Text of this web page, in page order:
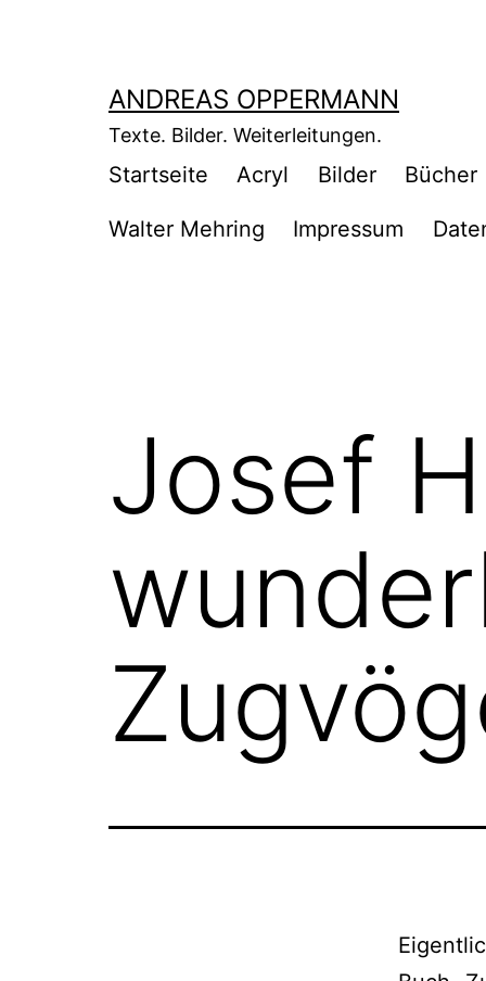
ANDREAS OPPERMANN
Texte. Bilder. Weiterleitungen.
Startseite Acryl Bilder Bücher
Walter Mehring Impressum
Josef